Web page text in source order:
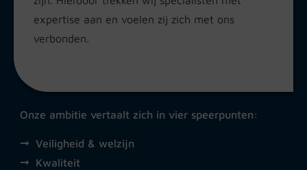
expertise aan en voelen zij zich met ons
verbonden.
Onze ambitie vertaalt zich in vier speerpunten:
Veiligheid & welzijn
Kwaliteit